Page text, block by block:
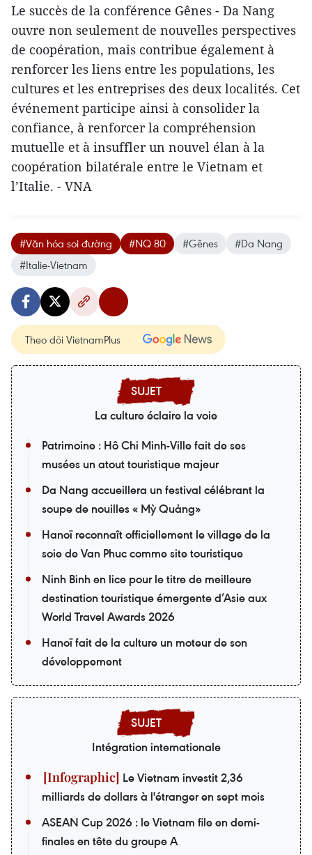
Le succès de la conférence Gênes - Da Nang
ouvre non seulement de nouvelles perspectives
de coopération, mais contribue également à
renforcer les liens entre les populations, les
cultures et les entreprises des deux localités. Cet
événement participe ainsi à consolider la
confiance, à renforcer la compréhension
mutuelle et à insuffler un nouvel élan à la
coopération bilatérale entre le Vietnam et
l’Italie. - VNA
#Văn hóa soi đường #NQ 80 #Gênes
#Da Nang
#Italie-Vietnam
Theo dõi VietnamPlus
La culture éclaire la voie
Patrimoine : Hô Chi Minh-Ville fait de ses
musées un atout touristique majeur
Da Nang accueillera un festival célébrant la
soupe de nouilles « Mỳ Quảng»
Hanoï reconnaît officiellement le village de la
soie de Van Phuc comme site touristique
Ninh Binh en lice pour le titre de meilleure
destination touristique émergente d’Asie aux
World Travel Awards 2026
Hanoï fait de la culture un moteur de son
développement
Intégration internationale
Le Vietnam investit 2,36
milliards de dollars à l'étranger en sept mois
ASEAN Cup 2026 : le Vietnam file en demi-
finales en tête du groupe A